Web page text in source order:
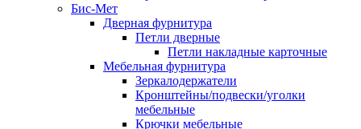
Бис-Мет
Дверная фурнитура
Петли дверные
Петли накладные карточные
Мебельная фурнитура
Зеркалодержатели
Кронштейны/подвески/уголки
мебельные
Крючки мебельные